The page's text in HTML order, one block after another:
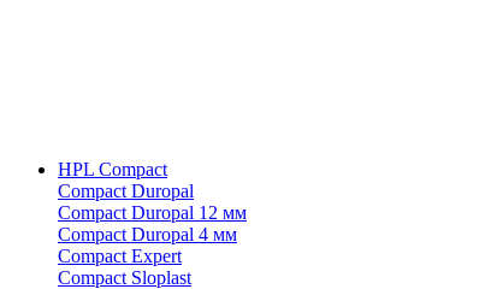
HPL Compact
Compact Duropal
Compact Duropal 12 мм
Compact Duropal 4 мм
Compact Expert
Compact Sloplast